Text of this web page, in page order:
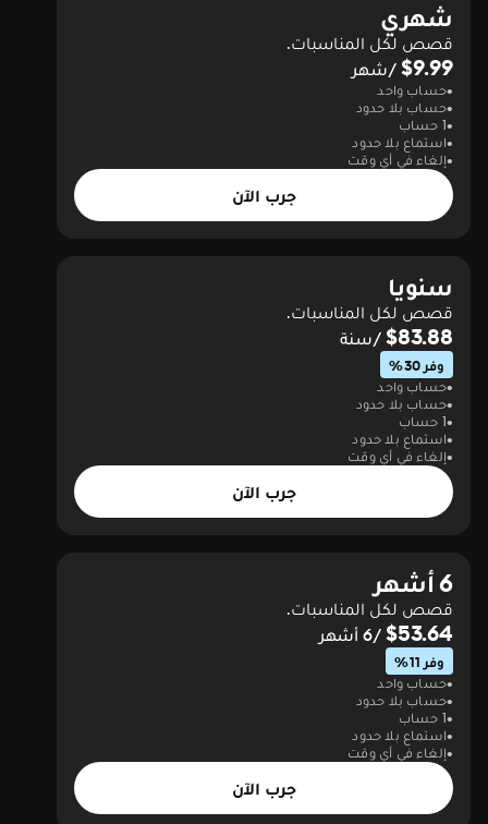
شهري
قصص لكل المناسبات.
$9.99 /شهر
حساب واحد
حساب بلا حدود
1 حساب
استماع بلا حدود
إلغاء في أي وقت
جرب الآن
سنويا
قصص لكل المناسبات.
$83.88 /سنة
وفر 30%
حساب واحد
حساب بلا حدود
1 حساب
استماع بلا حدود
إلغاء في أي وقت
جرب الآن
6 أشهر
قصص لكل المناسبات.
$53.64 /6 أشهر
وفر 11%
حساب واحد
حساب بلا حدود
1 حساب
استماع بلا حدود
إلغاء في أي وقت
جرب الآن